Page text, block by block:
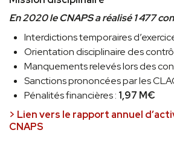
En 2020 le CNAPS a réalisé 1 477
Interdictions temporaires
Orientation disciplinaire des
Manquements relevés lors des
Sanctions prononcées par les
Pénalités financières : 1,97 M€
> Lien vers le rapport annuel
CNAPS